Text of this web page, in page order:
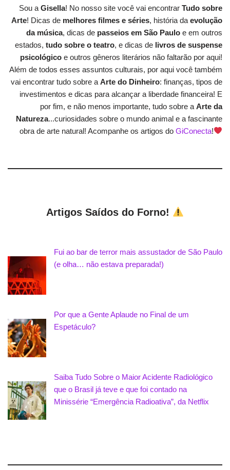
Sou a Gisella! No nosso site você vai encontrar Tudo sobre
Arte! Dicas de melhores filmes e séries, história da evolução
da música, dicas de passeios em São Paulo e em outros
estados, tudo sobre o teatro, e dicas de livros de suspense
psicológico e outros gêneros literários não faltarão por aqui!
Além de todos esses assuntos culturais, por aqui você também
vai encontrar tudo sobre a Arte do Dinheiro: finanças, tipos de
investimentos e dicas para alcançar a liberdade financeira! E
por fim, e não menos importante, tudo sobre a Arte da
Natureza...curiosidades sobre o mundo animal e a fascinante
obra de arte natural! Acompanhe os artigos do GiConecta!
Artigos Saídos do Forno!
Fui ao bar de terror mais assustador de São Paulo
(e olha… não estava preparada!)
Por que a Gente Aplaude no Final de um
Espetáculo?
Saiba Tudo Sobre o Maior Acidente Radiológico
que o Brasil já teve e que foi contado na
Minissérie “Emergência Radioativa”, da Netflix